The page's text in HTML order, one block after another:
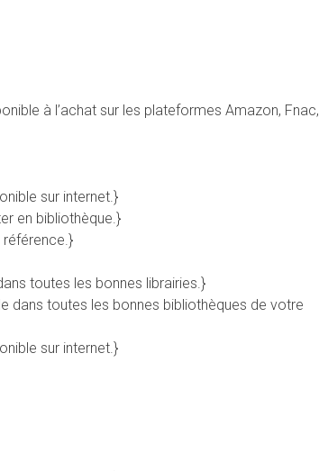
à l’achat sur les plateformes Amazon, Fnac,
sur internet.}
en bibliothèque.}
référence.}
toutes les bonnes librairies.}
dans toutes les bonnes bibliothèques de votre
sur internet.}